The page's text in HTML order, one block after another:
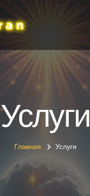
Услуги
Главная Услуги